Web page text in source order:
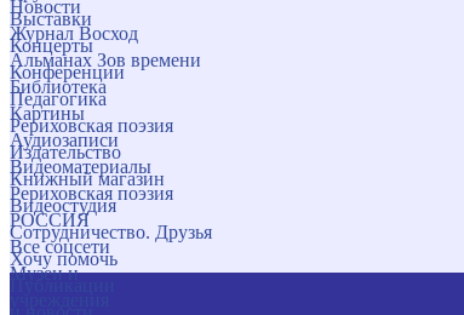
Новости
Журнал Восход
Альманах Зов времени
Библиотека
Картины
Аудиозаписи
Видеоматериалы
Рериховская поэзия
РОССИЯ
Все соцсети
Музеи и
Выставки
Концерты
Конференции
Педагогика
Рериховская поэзия
Издательство
Книжный магазин
Видеостудия
Сотрудничество. Друзья
Хочу помочь